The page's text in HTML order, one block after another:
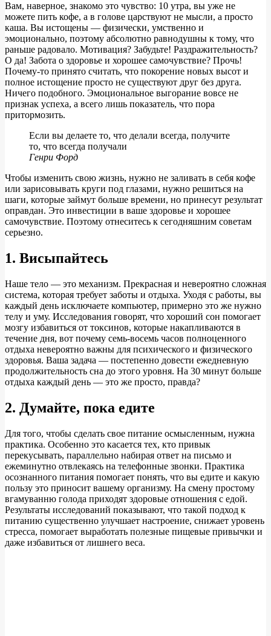
Вам, наверное, знакомо это чувство: 10 утра, вы уже не
можете пить кофе, а в голове царствуют не мысли, а просто
каша. Вы истощены — физически, умственно и
эмоционально, поэтому абсолютно равнодушны к тому, что
раньше радовало. Мотивация? Забудьте! Раздражительность?
О да! Забота о здоровье и хорошее самочувствие? Прочь!
Почему-то принято считать, что покорение новых высот и
полное истощение просто не существуют друг без друга.
Ничего подобного. Эмоциональное выгорание вовсе не
признак успеха, а всего лишь показатель, что пора
притормозить.
Если вы делаете то, что делали всегда, получите
то, что всегда получали
Генри Форд
Чтобы изменить свою жизнь, нужно не заливать в себя кофе
или зарисовывать круги под глазами, нужно решиться на
шаги, которые займут больше времени, но принесут результат
оправдан. Это инвестиции в ваше здоровье и хорошее
самочувствие. Поэтому отнеситесь к сегодняшним советам
серьезно.
1. Висыпайтесь
Наше тело — это механизм. Прекрасная и невероятно сложная
система, которая требует заботы и отдыха. Уходя с работы, вы
каждый день исключаете компьютер, примерно это же нужно
телу и уму. Исследования говорят, что хороший сон помогает
мозгу избавиться от токсинов, которые накапливаются в
течение дня, вот почему семь-восемь часов полноценного
отдыха невероятно важны для психического и физического
здоровья. Ваша задача — постепенно довести ежедневную
продолжительность сна до этого уровня. На 30 минут больше
отдыха каждый день — это же просто, правда?
2. Думайте, пока едите
Для того, чтобы сделать свое питание осмысленным, нужна
практика. Особенно это касается тех, кто привык
перекусывать, параллельно набирая ответ на письмо и
ежеминутно отвлекаясь на телефонные звонки. Практика
осознанного питания помогает понять, что вы едите и какую
пользу это приносит вашему организму. На смену простому
вгамуванню голода приходят здоровые отношения с едой.
Результаты исследований показывают, что такой подход к
питанию существенно улучшает настроение, снижает уровень
стресса, помогает выработать полезные пищевые привычки и
даже избавиться от лишнего веса.